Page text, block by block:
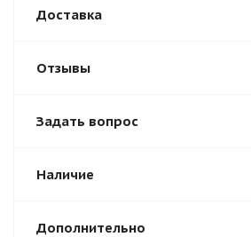
Доставка
Отзывы
Задать вопрос
Наличие
Дополнительно